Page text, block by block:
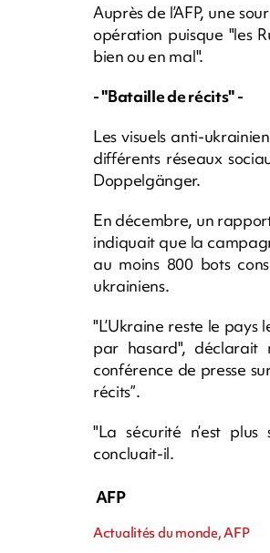
Auprès de l’AFP, une
opération puisque "les
bien ou en mal".
- "Bataille de récits" -
Les visuels anti-
différents réseaux
Doppelgänger.
En décembre, un
indiquait que la
au moins 800 bots
ukrainiens.
"L’Ukraine reste le pays
par hasard", déclarait
conférence de presse
récits”.
"La sécurité n’est plus
concluait-il.
AFP
Actualités du monde, AFP